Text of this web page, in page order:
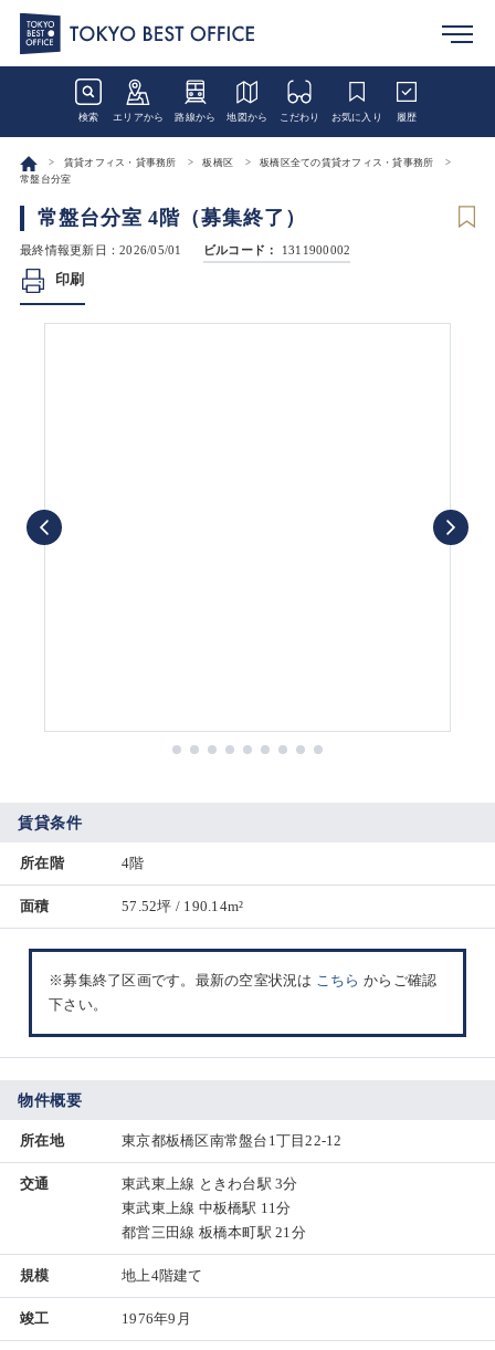
検索 エリアから 路線から 地図から こだわり お気に入り 履歴
賃貸オフィス・貸事務所 板橋区
板橋区全ての賃貸オフィス・貸事務所
常盤台分室
常盤台分室 4階（募集終了）
最終情報更新日：2026/05/01 ビルコード： 1311900002
印刷
賃貸条件
所在階 4階
面積 57.52坪 / 190.14m²
※募集終了区画です。最新の空室状況は こちら からご確認
下さい。
物件概要
所在地 東京都板橋区南常盤台1丁目22-12
交通
東武東上線 ときわ台駅 3分
東武東上線 中板橋駅 11分
都営三田線 板橋本町駅 21分
規模 地上4階建て
竣工 1976年9月